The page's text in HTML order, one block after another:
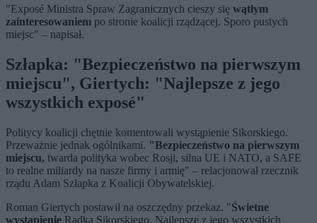
"Exposé Ministra Spraw Zagranicznych cieszy się wątłym
zainteresowaniem po stronie koalicji rządzącej. Sporo pustych
miejsc" – napisał.
Szłapka: "Bezpieczeństwo na pierwszym
miejscu", Giertych: "Najlepsze z jego
wszystkich exposé"
Politycy koalicji chętnie komentowali wystąpienie Sikorskiego.
Przeważnie jednak ogólnikami. "Bezpieczeństwo na pierwszym
miejscu, twarda polityka wobec Rosji, silna UE i NATO, a SAFE
to realne miliardy na nasze firmy i armię" – relacjonował rzecznik
rządu Adam Szłapka z Koalicji Obywatelskiej.
Roman Giertych postawił na oszczędny przekaz. "Świetne
wystąpienie Radka Sikorskiego. Najlepsze z jego wszystkich